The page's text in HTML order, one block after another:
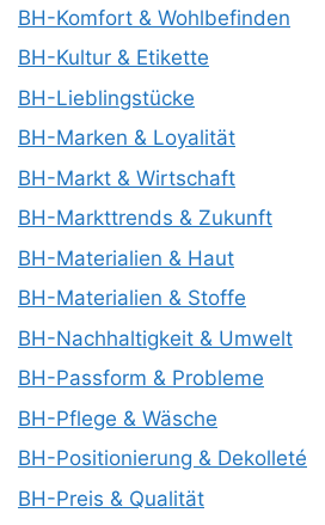
BH-Komfort & Wohlbefinden
BH-Kultur & Etikette
BH-Lieblingstücke
BH-Marken & Loyalität
BH-Markt & Wirtschaft
BH-Markttrends & Zukunft
BH-Materialien & Haut
BH-Materialien & Stoffe
BH-Nachhaltigkeit & Umwelt
BH-Passform & Probleme
BH-Pflege & Wäsche
BH-Positionierung & Dekolleté
BH-Preis & Qualität